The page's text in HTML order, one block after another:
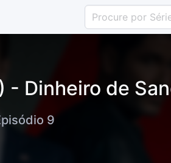
- Dinheiro de
9